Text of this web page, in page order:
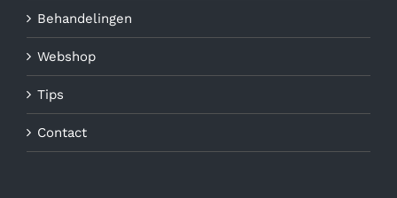
Behandelingen
Webshop
Tips
Contact